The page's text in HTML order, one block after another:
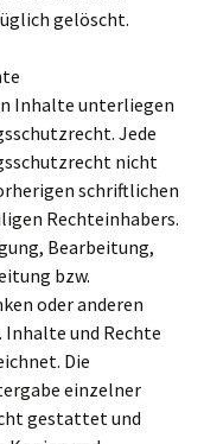
gelöscht.
Inhalte unterliegen
Jede
nicht
schriftlichen
Rechteinhabers.
Bearbeitung,
bzw.
oder anderen
Inhalte und Rechte
Die
einzelner
gestattet und